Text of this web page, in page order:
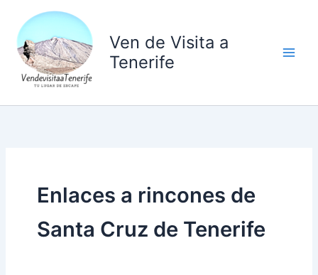
contenido
Ven de Visita a
Tenerife
Enlaces a rincones de
Santa Cruz de Tenerife